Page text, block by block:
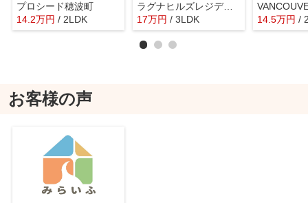
プロシード穂波町
14.2万円 / 2LDK
ラグナヒルズレジデンスシティ
17万円 / 3LDK 14.5万円 /
お客様の声